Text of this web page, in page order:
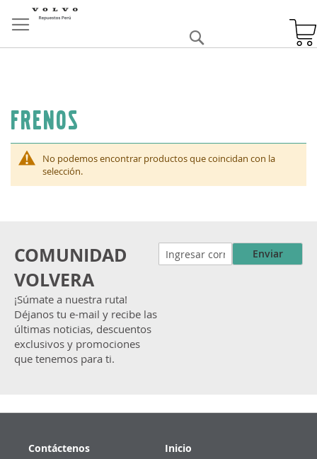
to
Content
Frenos
No podemos encontrar productos que coincidan con la
selección.
COMUNIDAD
VOLVERA
¡Súmate a nuestra ruta!
Déjanos tu e-mail y recibe las
últimas noticias, descuentos
exclusivos y promociones
que tenemos para ti.
Enviar
Contáctenos
Inicio